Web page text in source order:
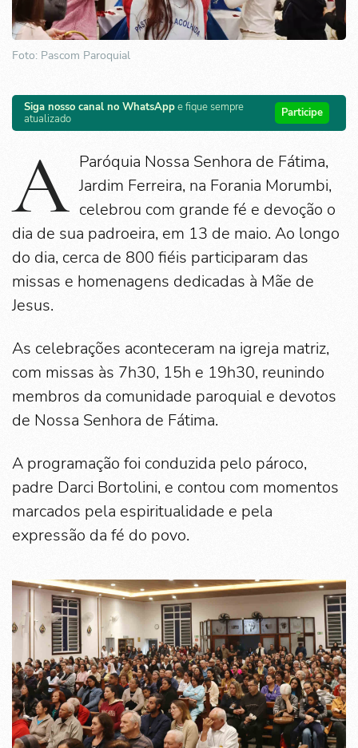
Foto: Pascom Paroquial
Siga nosso canal no WhatsAppe fique sempre
atualizado
Participe
A Paróquia Nossa Senhora de Fátima,
Jardim Ferreira, na Forania Morumbi,
celebrou com grande fé e devoção o
dia de sua padroeira, em 13 de maio. Ao longo
do dia, cerca de 800 fiéis participaram das
missas e homenagens dedicadas à Mãe de
Jesus.
As celebrações aconteceram na igreja matriz,
com missas às 7h30, 15h e 19h30, reunindo
membros da comunidade paroquial e devotos
de Nossa Senhora de Fátima.
A programação foi conduzida pelo pároco,
padre Darci Bortolini, e contou com momentos
marcados pela espiritualidade e pela
expressão da fé do povo.